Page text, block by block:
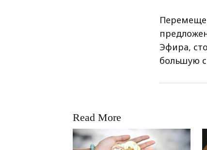
Эфира,
большую
Read More